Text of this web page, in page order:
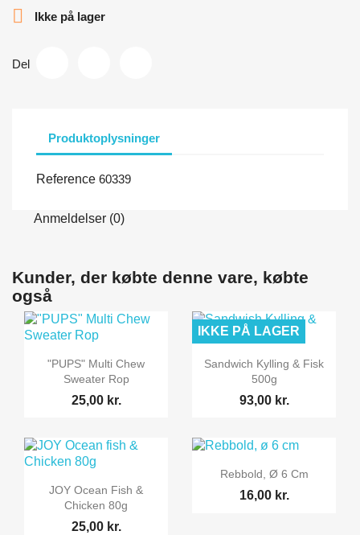
 Ikke på lager
Del
Produktoplysninger
Reference 60339
Anmeldelser (0)
Kunder, der købte denne vare, købte
også
 Vis her
"PUPS" Multi Chew
Sweater Rop
25,00 kr.
 Vis her
Sandwich Kylling & Fisk
500g
93,00 kr.
IKKE PÅ LAGER
 Vis her
JOY Ocean Fish &
Chicken 80g
25,00 kr.
 Vis her
Rebbold, Ø 6 Cm
16,00 kr.